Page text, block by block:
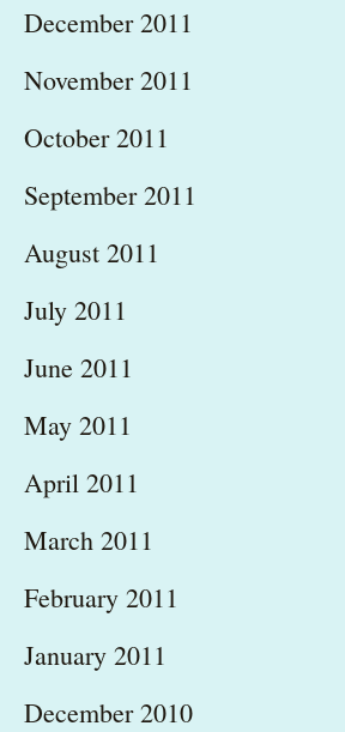
December 2011
November 2011
October 2011
September 2011
August 2011
July 2011
June 2011
May 2011
April 2011
March 2011
February 2011
January 2011
December 2010